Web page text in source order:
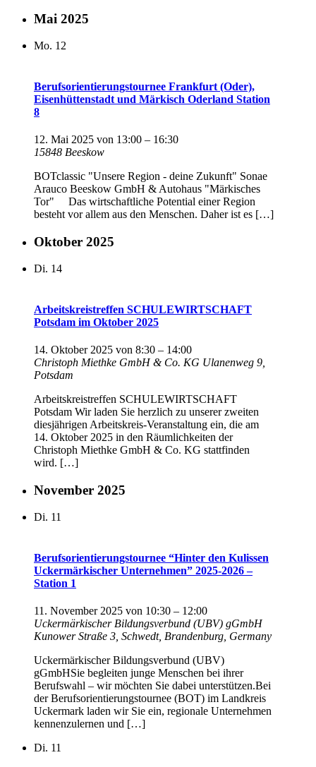
Mai 2025
Mo. 12
Berufsorientierungstournee Frankfurt (Oder),
Eisenhüttenstadt und Märkisch Oderland Station
8
12. Mai 2025 von 13:00 – 16:30
15848 Beeskow
BOTclassic "Unsere Region - deine Zukunft" Sonae
Arauco Beeskow GmbH & Autohaus "Märkisches
Tor" Das wirtschaftliche Potential einer Region
besteht vor allem aus den Menschen. Daher ist es […]
Oktober 2025
Di. 14
Arbeitskreistreffen SCHULEWIRTSCHAFT
Potsdam im Oktober 2025
14. Oktober 2025 von 8:30 – 14:00
Christoph Miethke GmbH & Co. KG Ulanenweg 9,
Potsdam
Arbeitskreistreffen SCHULEWIRTSCHAFT
Potsdam Wir laden Sie herzlich zu unserer zweiten
diesjährigen Arbeitskreis-Veranstaltung ein, die am
14. Oktober 2025 in den Räumlichkeiten der
Christoph Miethke GmbH & Co. KG stattfinden
wird. […]
November 2025
Di. 11
Berufsorientierungstournee “Hinter den Kulissen
Uckermärkischer Unternehmen” 2025-2026 –
Station 1
11. November 2025 von 10:30 – 12:00
Uckermärkischer Bildungsverbund (UBV) gGmbH
Kunower Straße 3, Schwedt, Brandenburg, Germany
Uckermärkischer Bildungsverbund (UBV)
gGmbHSie begleiten junge Menschen bei ihrer
Berufswahl – wir möchten Sie dabei unterstützen.Bei
der Berufsorientierungstournee (BOT) im Landkreis
Uckermark laden wir Sie ein, regionale Unternehmen
kennenzulernen und […]
Di. 11